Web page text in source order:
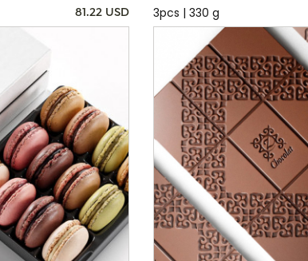
81.22 USD
3pcs | 330 g